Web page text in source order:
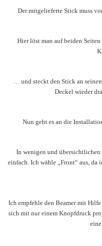
Der mitgelieferte Stick muss
Hier löst man auf beiden Seiten
… und steckt den Stick an
Deckel wieder
Nun geht es an die
In wenigen und
einfach. Ich wähle „Front“ aus, da
Ich empfehle den Beamer mit Hilfe
sich mit nur einem Knopfdruck